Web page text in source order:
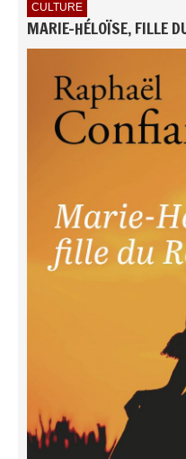
CULTURE
MARIE-HÉLOÏSE, FILLE